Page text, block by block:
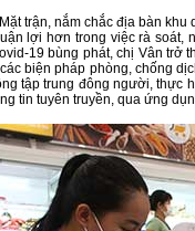
trận, nắm chắc địa bàn
lợi hơn trong việc rà soát,
19 bùng phát, chị Vân trở
biện pháp phòng, chống
tập trung đông người, thực
tin tuyên truyền, qua ứng